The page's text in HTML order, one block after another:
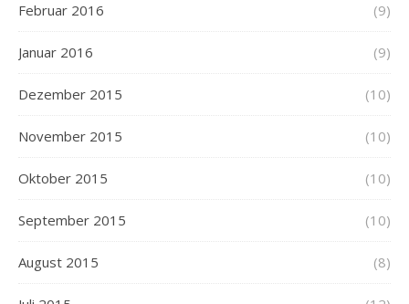
Februar 2016 (9)
Januar 2016 (9)
Dezember 2015 (10)
November 2015 (10)
Oktober 2015 (10)
September 2015 (10)
August 2015 (8)